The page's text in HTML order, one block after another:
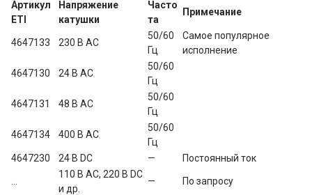
Артикул
ETI
Напряжение
катушки
Часто
та
Примечание
4647133 230 В AC
50/60
Гц
Самое популярное
исполнение
4647130 24 В AC
50/60
Гц
4647131 48 В AC
50/60
Гц
4647134 400 В AC
50/60
Гц
4647230
24 В DC — Постоянный ток
110 В AC, 220 В DC
и др.
— По запросу